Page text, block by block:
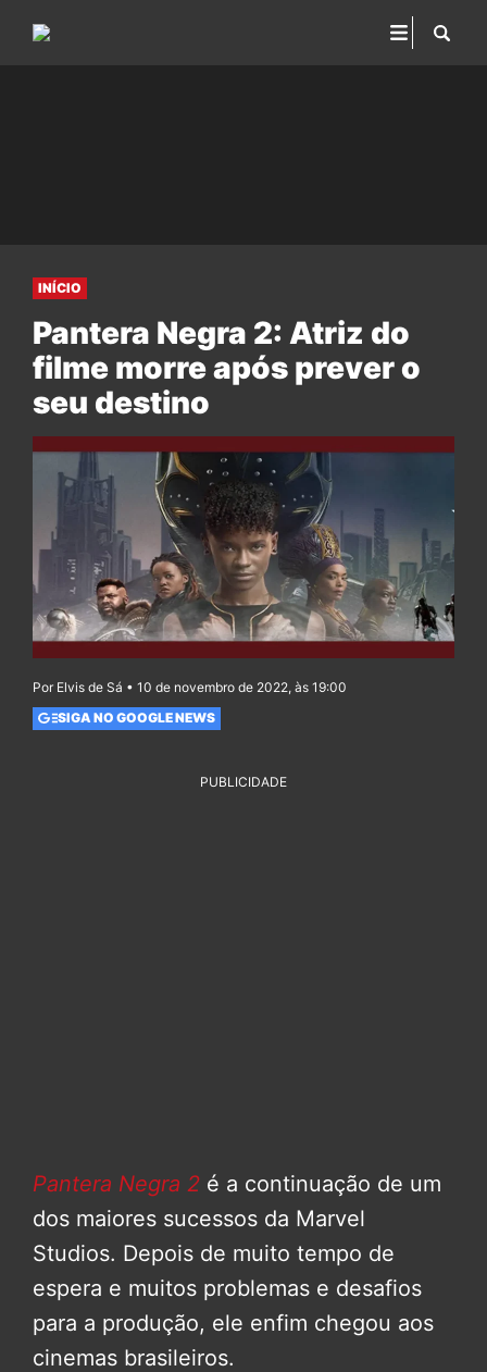
INÍCIO
Pantera Negra 2: Atriz do
filme morre após prever o
seu destino
Por Elvis de Sá • 10 de novembro de 2022, às 19:00
SIGA NO GOOGLE NEWS
PUBLICIDADE
Pantera Negra 2 é a continuação de um
dos maiores sucessos da Marvel
Studios. Depois de muito tempo de
espera e muitos problemas e desafios
para a produção, ele enfim chegou aos
cinemas brasileiros.